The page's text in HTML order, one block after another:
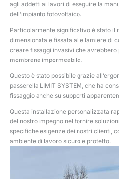
agli addetti ai lavori di eseguire la
dell’impianto fotovoltaico.
Particolarmente significativo è stato il
dimensionata e fissata alle lamiere di
creare fissaggi invasivi che
membrana impermeabile.
Questo è stato possibile grazie
passerella LIMIT SYSTEM, che ha
fissaggio anche su supporti
Questa installazione personalizzata
del nostro impegno nel fornire
specifiche esigenze dei nostri clienti,
ambiente di lavoro sicuro e protetto.